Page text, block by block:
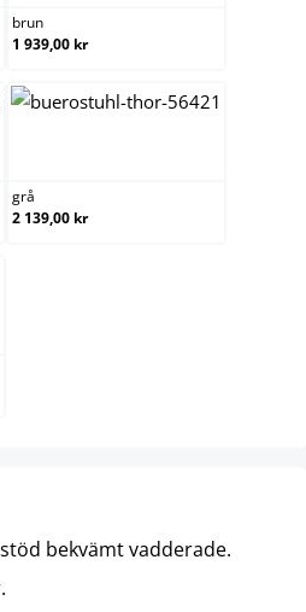
brun
1 939,00 kr
grå
2 139,00 kr
bekvämt vadderade.